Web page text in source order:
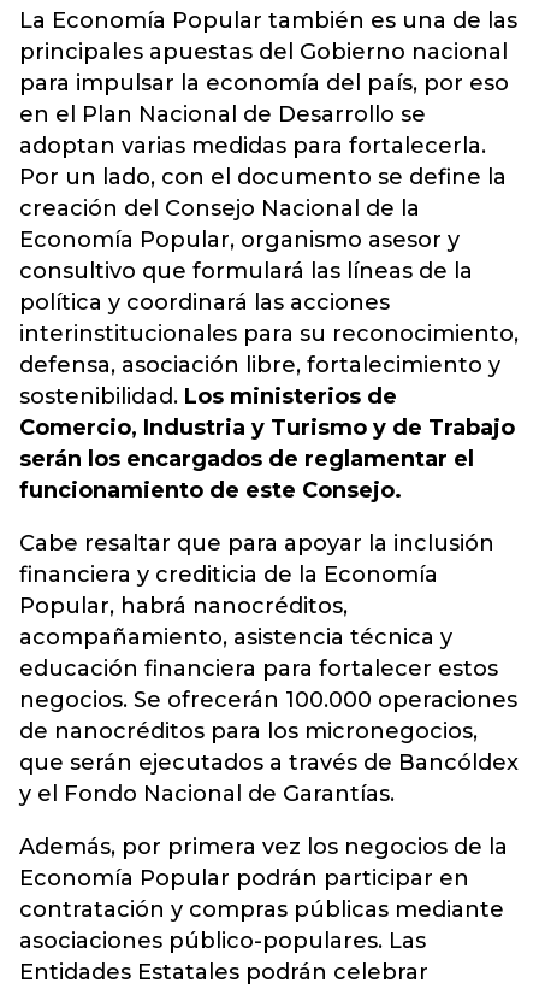
La Economía Popular también es una de las
principales apuestas del Gobierno nacional
para impulsar la economía del país, por eso
en el Plan Nacional de Desarrollo se
adoptan varias medidas para fortalecerla.
Por un lado, con el documento se define la
creación del Consejo Nacional de la
Economía Popular, organismo asesor y
consultivo que formulará las líneas de la
política y coordinará las acciones
interinstitucionales para su reconocimiento,
defensa, asociación libre, fortalecimiento y
sostenibilidad. Los ministerios de
Comercio, Industria y Turismo y de Trabajo
serán los encargados de reglamentar el
funcionamiento de este Consejo.
Cabe resaltar que para apoyar la inclusión
financiera y crediticia de la Economía
Popular, habrá nanocréditos,
acompañamiento, asistencia técnica y
educación financiera para fortalecer estos
negocios. Se ofrecerán 100.000 operaciones
de nanocréditos para los micronegocios,
que serán ejecutados a través de Bancóldex
y el Fondo Nacional de Garantías.
Además, por primera vez los negocios de la
Economía Popular podrán participar en
contratación y compras públicas mediante
asociaciones público-populares. Las
Entidades Estatales podrán celebrar